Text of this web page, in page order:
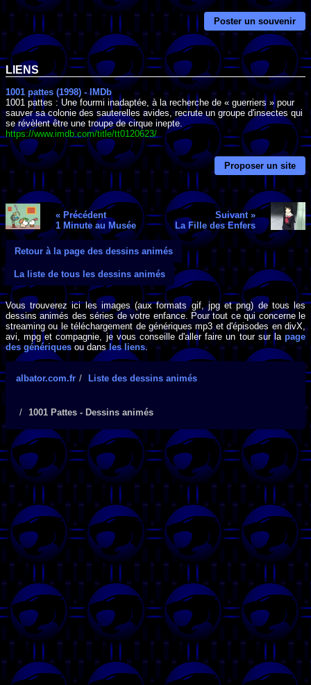
Poster un souvenir
LIENS
1001 pattes (1998) - IMDb
1001 pattes : Une fourmi inadaptée, à la recherche de « guerriers » pour
sauver sa colonie des sauterelles avides, recrute un groupe d'insectes qui
se révèlent être une troupe de cirque inepte.
https://www.imdb.com/title/tt0120623/
Proposer un site
« Précédent
1 Minute au Musée
Suivant »
La Fille des Enfers
Retour à la page des dessins animés
La liste de tous les dessins animés
Vous trouverez ici les images (aux formats gif, jpg et png) de tous les
dessins animés des séries de votre enfance. Pour tout ce qui concerne le
streaming ou le téléchargement de génériques mp3 et d'épisodes en divX,
avi, mpg et compagnie, je vous conseille d'aller faire un tour sur la page
des génériques ou dansles liens.
albator.com.fr Liste des dessins animés
1001 Pattes - Dessins animés